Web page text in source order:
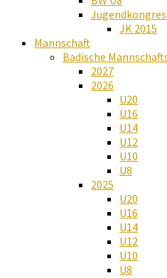
JK 2015
Mannschaft
Badische
2027
2026
U20
U16
U14
U12
U10
U8
2025
U20
U16
U14
U12
U10
U8